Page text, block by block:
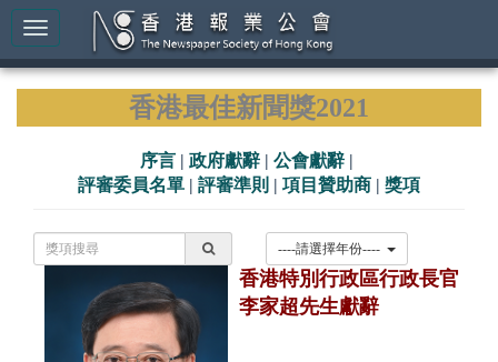
香港最佳新聞獎2021
序言 | 政府獻辭 | 公會獻辭 |
評審委員名單 | 評審準則 | 項目贊助商 | 獎項
香港特別行政區行政長官
李家超先生獻辭